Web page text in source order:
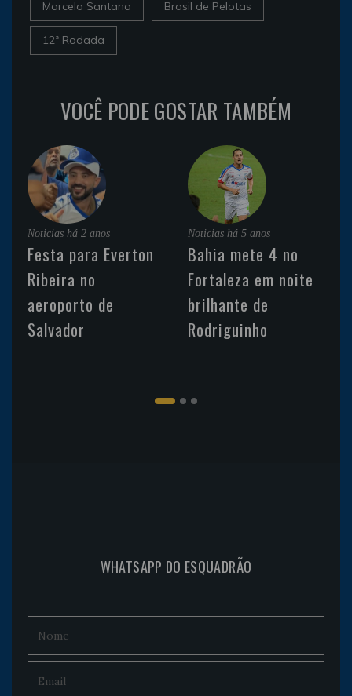
Marcelo Santana Brasil de Pelotas
12ª Rodada
VOCÊ PODE GOSTAR TAMBÉM
Noticias há 2 anos
Festa para Everton
Ribeira no
aeroporto de
Salvador
Noticias há 5 anos
Bahia mete 4 no
Fortaleza em noite
brilhante de
Rodriguinho
WHATSAPP DO ESQUADRÃO